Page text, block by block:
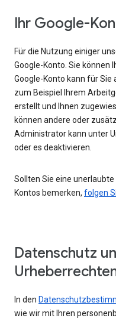
Ihr Google-
Für die Nutzung einiger
Google-Konto. Sie können
Google-Konto kann für
zum Beispiel Ihrem
erstellt und Ihnen
können andere oder
Administrator kann unter
oder es deaktivieren.
Sollten Sie eine
Kontos bemerken, folgen
Datenschutz
In den
wie wir mit Ihren